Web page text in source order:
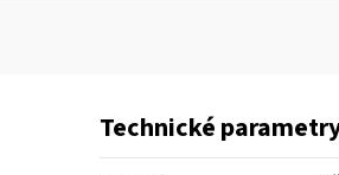
Technické